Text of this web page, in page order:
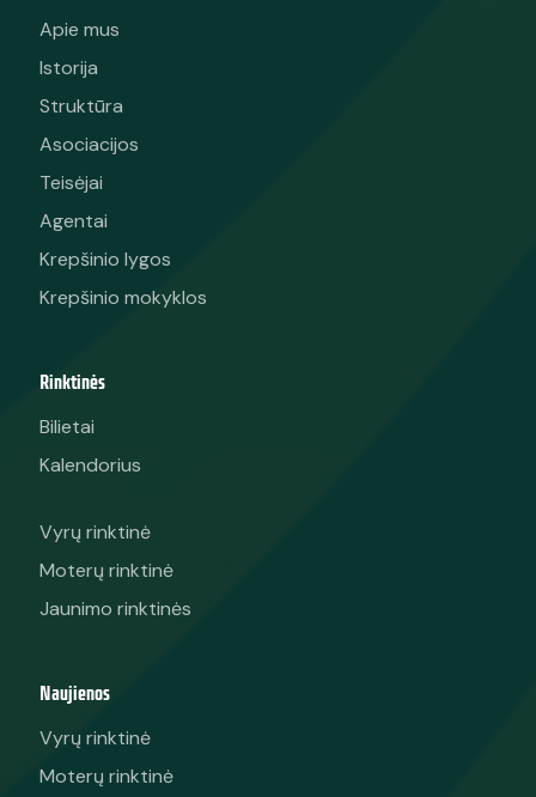
Apie mus
Istorija
Struktūra
Asociacijos
Teisėjai
Agentai
Krepšinio lygos
Krepšinio mokyklos
Rinktinės
Bilietai
Kalendorius
Vyrų rinktinė
Moterų rinktinė
Jaunimo rinktinės
Naujienos
Vyrų rinktinė
Moterų rinktinė